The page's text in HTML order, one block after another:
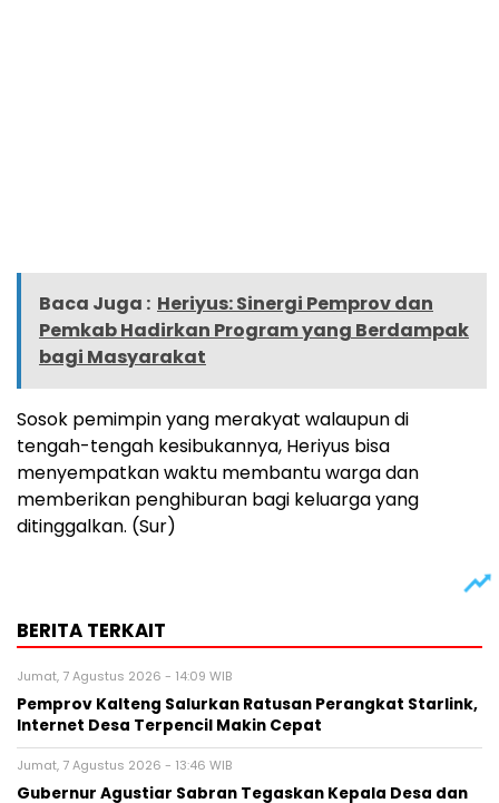
Baca Juga : Heriyus: Sinergi Pemprov dan
Pemkab Hadirkan Program yang Berdampak
bagi Masyarakat
Sosok pemimpin yang merakyat walaupun di
tengah-tengah kesibukannya, Heriyus bisa
menyempatkan waktu membantu warga dan
memberikan penghiburan bagi keluarga yang
ditinggalkan. (Sur)
BERITA TERKAIT
Jumat, 7 Agustus 2026 - 14:09 WIB
Pemprov Kalteng Salurkan Ratusan Perangkat Starlink,
Internet Desa Terpencil Makin Cepat
Jumat, 7 Agustus 2026 - 13:46 WIB
Gubernur Agustiar Sabran Tegaskan Kepala Desa dan